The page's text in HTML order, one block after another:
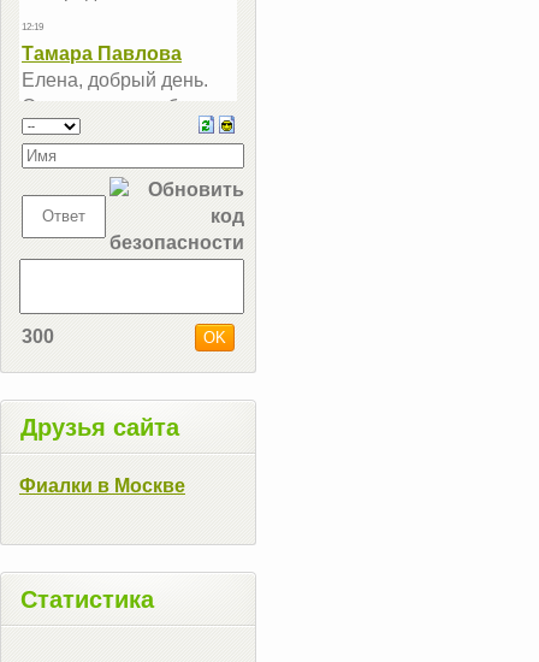
300
Друзья сайта
Фиалки в Москве
Статистика